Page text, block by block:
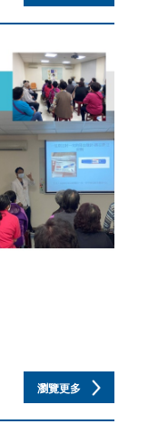
瀏覽更多